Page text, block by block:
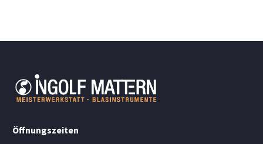
Öffnungszeiten